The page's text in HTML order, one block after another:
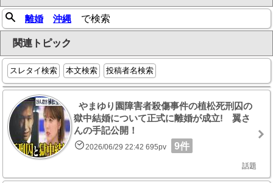
離婚 沖縄 で検索
関連トピック
スレタイ検索 本文検索 投稿者名検索
やまゆり園障害者殺傷事件の植松死刑囚の
獄中結婚について正式に離婚が成立! 翼さ
んの手記公開！
2026/06/29 22:42 695pv 9件
話題